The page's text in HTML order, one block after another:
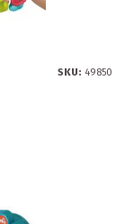
SKU: 49850